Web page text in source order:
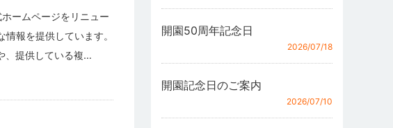
ームページをリニュー
報を提供しています。
、提供している複…
開園50周年記念日
2026/07/18
開園記念日のご案内
2026/07/10